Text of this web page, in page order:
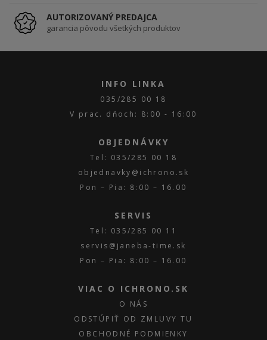
AUTORIZOVANÝ PREDAJCA
garancia pôvodu všetkých produktov
INFO LINKA
035/285 00 18
V prac. dňoch: 8:00 - 16:00
OBJEDNÁVKY
Tel: 035/285 00 18
objednavky@ichrono.sk
Pon – Pia: 8:00 – 16.00
SERVIS
Tel: 035/285 00 11
servis@janeba-time.sk
Pon – Pia: 8:00 – 16.00
VIAC O ICHRONO.SK
O NÁS
ODSTÚPIŤ OD ZMLUVY TU
OBCHODNÉ PODMIENKY